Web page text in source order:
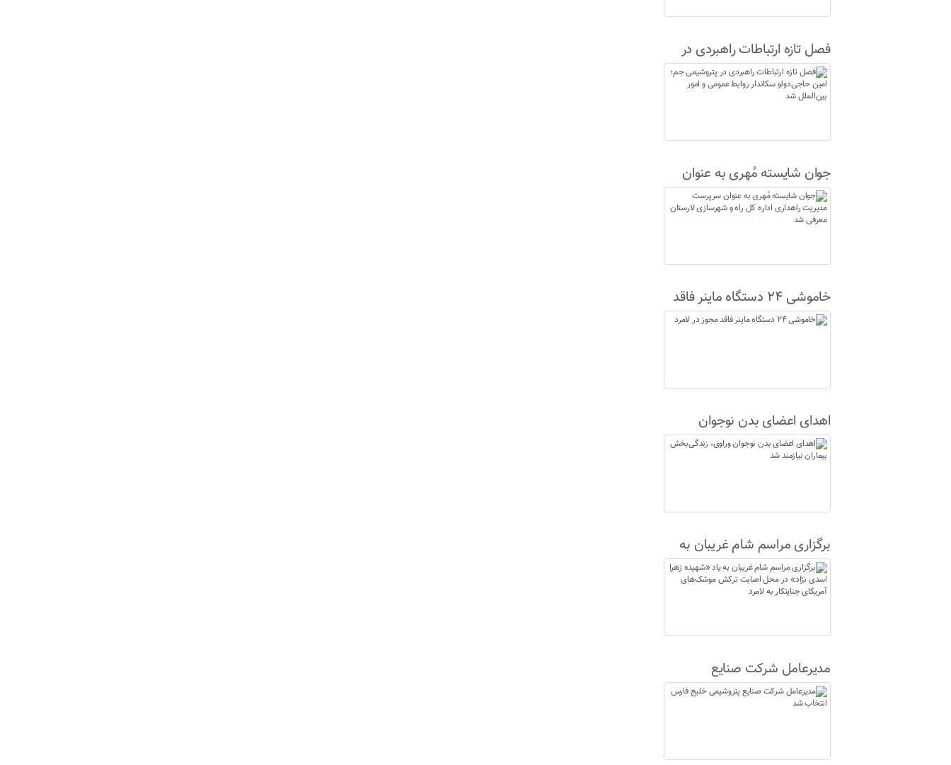
فصل تازه ارتباطات راهبردی در
پتروشیمی جم؛ امین حاجی‌دولو
سکاندار روابط عمومی و امور
جوان شایسته مُهری به عنوان
سرپرست مدیریت راهداری اداره
کل راه و شهرسازی لارستان
خاموشی ۲۴ دستگاه ماینر فاقد
مجوز در لامرد
اهدای اعضای بدن نوجوان
وراوی، زندگی‌بخش بیماران
نیازمند شد
برگزاری مراسم شام غریبان به
یاد «شهیده زهرا اسدی نژاد» در
محل اصابت ترکش موشک‌های
مدیرعامل شرکت صنایع
پتروشیمی خلیج فارس انتخاب
شد